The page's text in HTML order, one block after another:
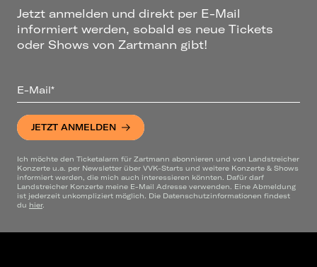
Jetzt anmelden und direkt per E-Mail
informiert werden, sobald es neue Tickets
oder Shows von Zartmann gibt!
E-Mail*
JETZT ANMELDEN
Ich möchte den Ticketalarm für Zartmann abonnieren und von Landstreicher
Konzerte u.a. per Newsletter über VVK-Starts und weitere Konzerte & Shows
informiert werden, die mich auch interessieren könnten. Dafür darf
Landstreicher Konzerte meine E-Mail Adresse verwenden. Eine Abmeldung
ist jederzeit unkompliziert möglich. Die Datenschutzinformationen findest
du hier.